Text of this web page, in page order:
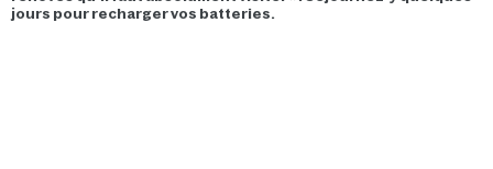
jours pour recharger vos batteries.